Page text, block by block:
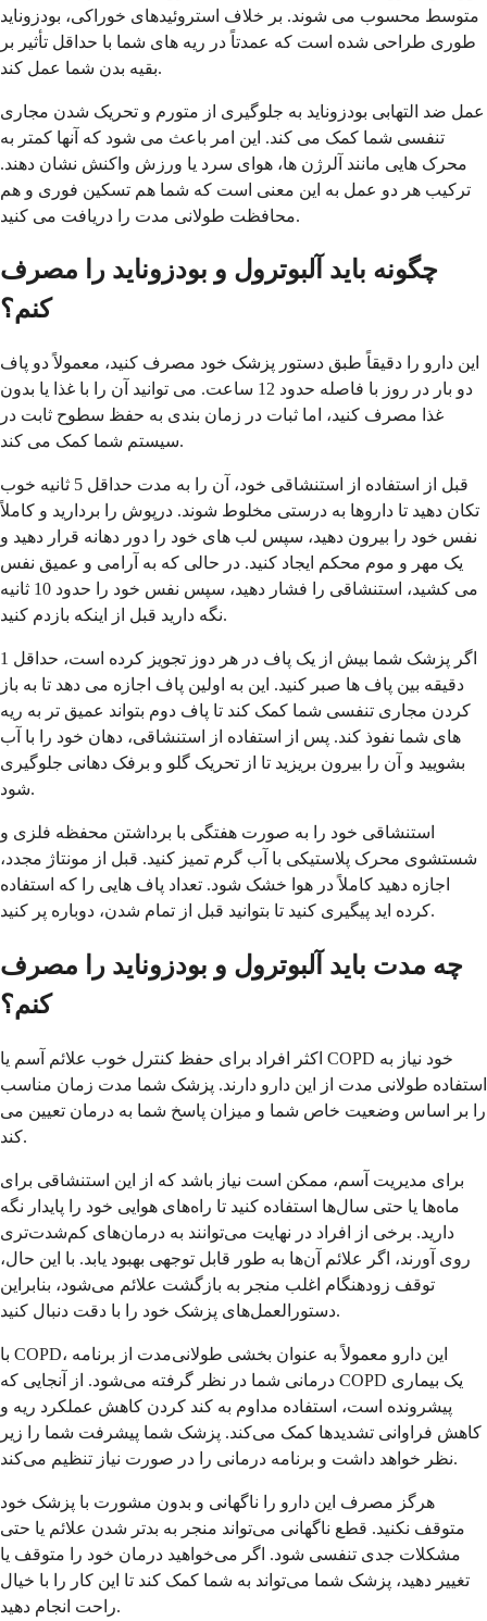
متوسط ​​محسوب می شوند. بر خلاف استروئیدهای خوراکی، بودزوناید
طوری طراحی شده است که عمدتاً در ریه های شما با حداقل تأثیر بر
بقیه بدن شما عمل کند.
عمل ضد التهابی بودزوناید به جلوگیری از متورم و تحریک شدن مجاری
تنفسی شما کمک می کند. این امر باعث می شود که آنها کمتر به
محرک هایی مانند آلرژن ها، هوای سرد یا ورزش واکنش نشان دهند.
ترکیب هر دو عمل به این معنی است که شما هم تسکین فوری و هم
محافظت طولانی مدت را دریافت می کنید.
چگونه باید آلبوترول و بودزوناید را مصرف
کنم؟
این دارو را دقیقاً طبق دستور پزشک خود مصرف کنید، معمولاً دو پاف
دو بار در روز با فاصله حدود 12 ساعت. می توانید آن را با غذا یا بدون
غذا مصرف کنید، اما ثبات در زمان بندی به حفظ سطوح ثابت در
سیستم شما کمک می کند.
قبل از استفاده از استنشاقی خود، آن را به مدت حداقل 5 ثانیه خوب
تکان دهید تا داروها به درستی مخلوط شوند. درپوش را بردارید و کاملاً
نفس خود را بیرون دهید، سپس لب های خود را دور دهانه قرار دهید و
یک مهر و موم محکم ایجاد کنید. در حالی که به آرامی و عمیق نفس
می کشید، استنشاقی را فشار دهید، سپس نفس خود را حدود 10 ثانیه
نگه دارید قبل از اینکه بازدم کنید.
اگر پزشک شما بیش از یک پاف در هر دوز تجویز کرده است، حداقل 1
دقیقه بین پاف ها صبر کنید. این به اولین پاف اجازه می دهد تا به باز
کردن مجاری تنفسی شما کمک کند تا پاف دوم بتواند عمیق تر به ریه
های شما نفوذ کند. پس از استفاده از استنشاقی، دهان خود را با آب
بشویید و آن را بیرون بریزید تا از تحریک گلو و برفک دهانی جلوگیری
شود.
استنشاقی خود را به صورت هفتگی با برداشتن محفظه فلزی و
شستشوی محرک پلاستیکی با آب گرم تمیز کنید. قبل از مونتاژ مجدد،
اجازه دهید کاملاً در هوا خشک شود. تعداد پاف هایی را که استفاده
کرده اید پیگیری کنید تا بتوانید قبل از تمام شدن، دوباره پر کنید.
چه مدت باید آلبوترول و بودزوناید را مصرف
کنم؟
اکثر افراد برای حفظ کنترل خوب علائم آسم یا COPD خود نیاز به
استفاده طولانی مدت از این دارو دارند. پزشک شما مدت زمان مناسب
را بر اساس وضعیت خاص شما و میزان پاسخ شما به درمان تعیین می
کند.
برای مدیریت آسم، ممکن است نیاز باشد که از این استنشاقی برای
ماه‌ها یا حتی سال‌ها استفاده کنید تا راه‌های هوایی خود را پایدار نگه
دارید. برخی از افراد در نهایت می‌توانند به درمان‌های کم‌شدت‌تری
روی آورند، اگر علائم آن‌ها به طور قابل توجهی بهبود یابد. با این حال،
توقف زودهنگام اغلب منجر به بازگشت علائم می‌شود، بنابراین
دستورالعمل‌های پزشک خود را با دقت دنبال کنید.
با COPD، این دارو معمولاً به عنوان بخشی طولانی‌مدت از برنامه
درمانی شما در نظر گرفته می‌شود. از آنجایی که COPD یک بیماری
پیشرونده است، استفاده مداوم به کند کردن کاهش عملکرد ریه و
کاهش فراوانی تشدیدها کمک می‌کند. پزشک شما پیشرفت شما را زیر
نظر خواهد داشت و برنامه درمانی را در صورت نیاز تنظیم می‌کند.
هرگز مصرف این دارو را ناگهانی و بدون مشورت با پزشک خود
متوقف نکنید. قطع ناگهانی می‌تواند منجر به بدتر شدن علائم یا حتی
مشکلات جدی تنفسی شود. اگر می‌خواهید درمان خود را متوقف یا
تغییر دهید، پزشک شما می‌تواند به شما کمک کند تا این کار را با خیال
راحت انجام دهید.